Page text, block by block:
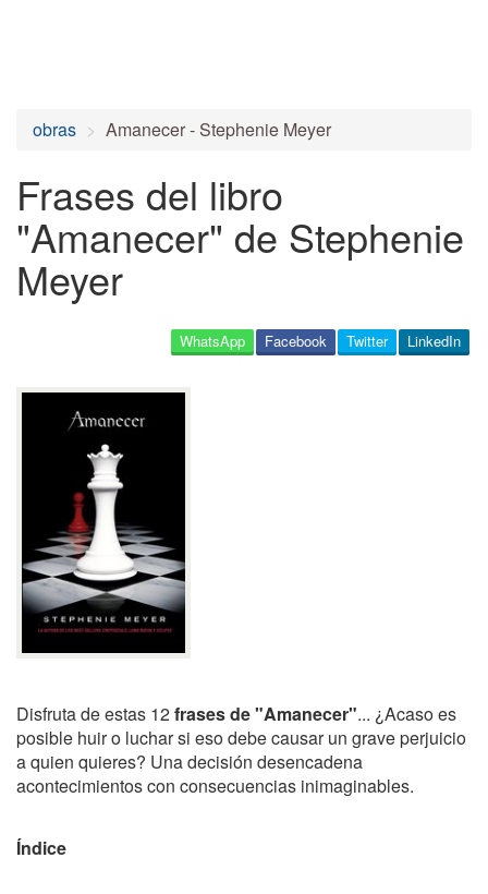
obras Amanecer - Stephenie Meyer
Frases del libro
"Amanecer" de Stephenie
Meyer
LinkedIn
Twitter
Facebook
WhatsApp
Disfruta de estas 12frases de "Amanecer"... ¿Acaso es
posible huir o luchar si eso debe causar un grave perjuicio
a quien quieres? Una decisión desencadena
acontecimientos con consecuencias inimaginables.
Índice